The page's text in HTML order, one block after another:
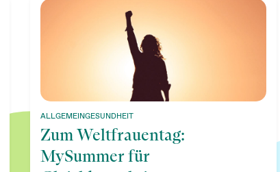
ALLGEMEINGESUNDHEIT
Zum Weltfrauentag:
MySummer für